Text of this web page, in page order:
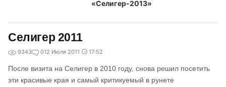
Селигер 2011
9343 012 Июля 2011 17:52
После визита на Селигер в 2010 году, снова решил посетить
эти красивые края и самый критикуемый в рунете